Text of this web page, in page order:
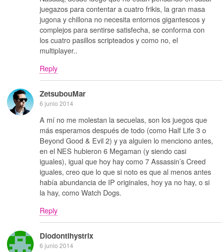
juegazos para contentar a cuatro frikis, la gran masa
jugona y chillona no necesita entornos gigantescos y
complejos para sentirse satisfecha, se conforma con
los cuatro pasillos scripteados y como no, el
multiplayer..
Reply
ZetsubouMar
6 junio 2014
A mí no me molestan la secuelas, son los juegos que
más esperamos después de todo (como Half Life 3 o
Beyond Good & Evil 2) y ya alguien lo menciono antes,
en el NES hubieron 6 Megaman (y siendo casi
iguales), igual que hoy hay como 7 Assassin’s Creed
iguales, creo que lo que si noto es que al menos antes
había abundancia de IP originales, hoy ya no hay, o si
la hay, como Watch Dogs.
Reply
Diodontihystrix
6 junio 2014